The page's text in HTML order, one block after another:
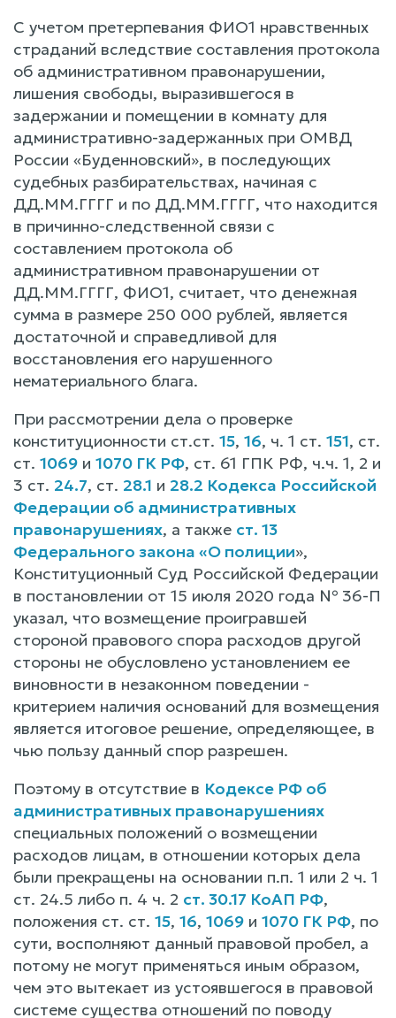
С учетом претерпевания ФИО1 нравственных
страданий вследствие составления протокола
об административном правонарушении,
лишения свободы, выразившегося в
задержании и помещении в комнату для
административно-задержанных при ОМВД
России «Буденновский», в последующих
судебных разбирательствах, начиная с
ДД.ММ.ГГГГ и по ДД.ММ.ГГГГ, что находится
в причинно-следственной связи с
составлением протокола об
административном правонарушении от
ДД.ММ.ГГГГ, ФИО1, считает, что денежная
сумма в размере 250 000 рублей, является
достаточной и справедливой для
восстановления его нарушенного
нематериального блага.
При рассмотрении дела о проверке
конституционности ст.ст. 15, 16, ч. 1 ст. 151, ст.
ст. 1069 и 1070 ГК РФ, ст. 61 ГПК РФ, ч.ч. 1, 2 и
3 ст. 24.7, ст. 28.1 и 28.2 Кодекса Российской
Федерации об административных
правонарушениях, а также ст. 13
Федерального закона «О полиции»,
Конституционный Суд Российской Федерации
в постановлении от 15 июля 2020 года № 36-П
указал, что возмещение проигравшей
стороной правового спора расходов другой
стороны не обусловлено установлением ее
виновности в незаконном поведении -
критерием наличия оснований для возмещения
является итоговое решение, определяющее, в
чью пользу данный спор разрешен.
Поэтому в отсутствие в Кодексе РФ об
административных правонарушениях
специальных положений о возмещении
расходов лицам, в отношении которых дела
были прекращены на основании п.п. 1 или 2 ч. 1
ст. 24.5 либо п. 4 ч. 2 ст. 30.17 КоАП РФ,
положения ст. ст. 15, 16, 1069 и 1070 ГК РФ, по
сути, восполняют данный правовой пробел, а
потому не могут применяться иным образом,
чем это вытекает из устоявшегося в правовой
системе существа отношений по поводу